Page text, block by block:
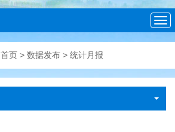
导
航
首页 > 数据发布 > 统计月报